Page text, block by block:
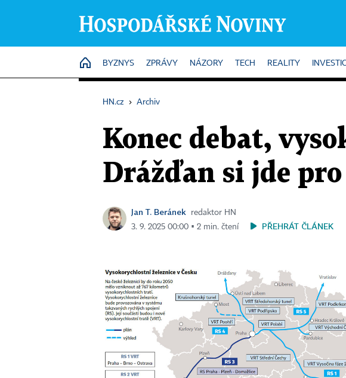
HOME
BYZNYS ZPRÁVY NÁZORY TECH REALITY
HN.cz › Archiv
Konec debat,
Drážďan si jde
Jan T. Beránek
redaktor HN
3. 9. 2025 00:00 ▪ 2 min. čtení
PŘEHRÁT ČLÁNEK